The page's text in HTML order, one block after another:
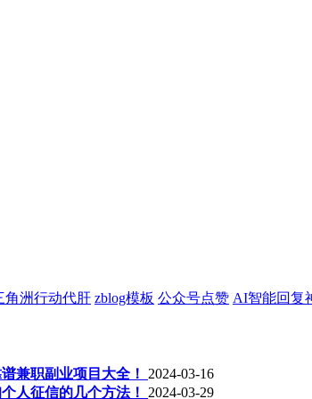
角洲行动代肝 zblog模板 公众号点赞 AI智能回复
兼职副业项目大全！
2024-03-16
人征信的几个方法！
2024-03-29